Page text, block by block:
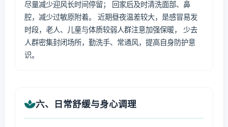
尽量减少迎风长时间停留； 回家后及时清洗面部、鼻
腔，减少过敏原附着。 近期昼夜温差较大，是感冒易发
时段，老人、儿童与体质较弱人群注意加强保暖， 少去
人群密集封闭场所，勤洗手、常通风，提高自身防护意
识。
六、日常舒缓与身心调理